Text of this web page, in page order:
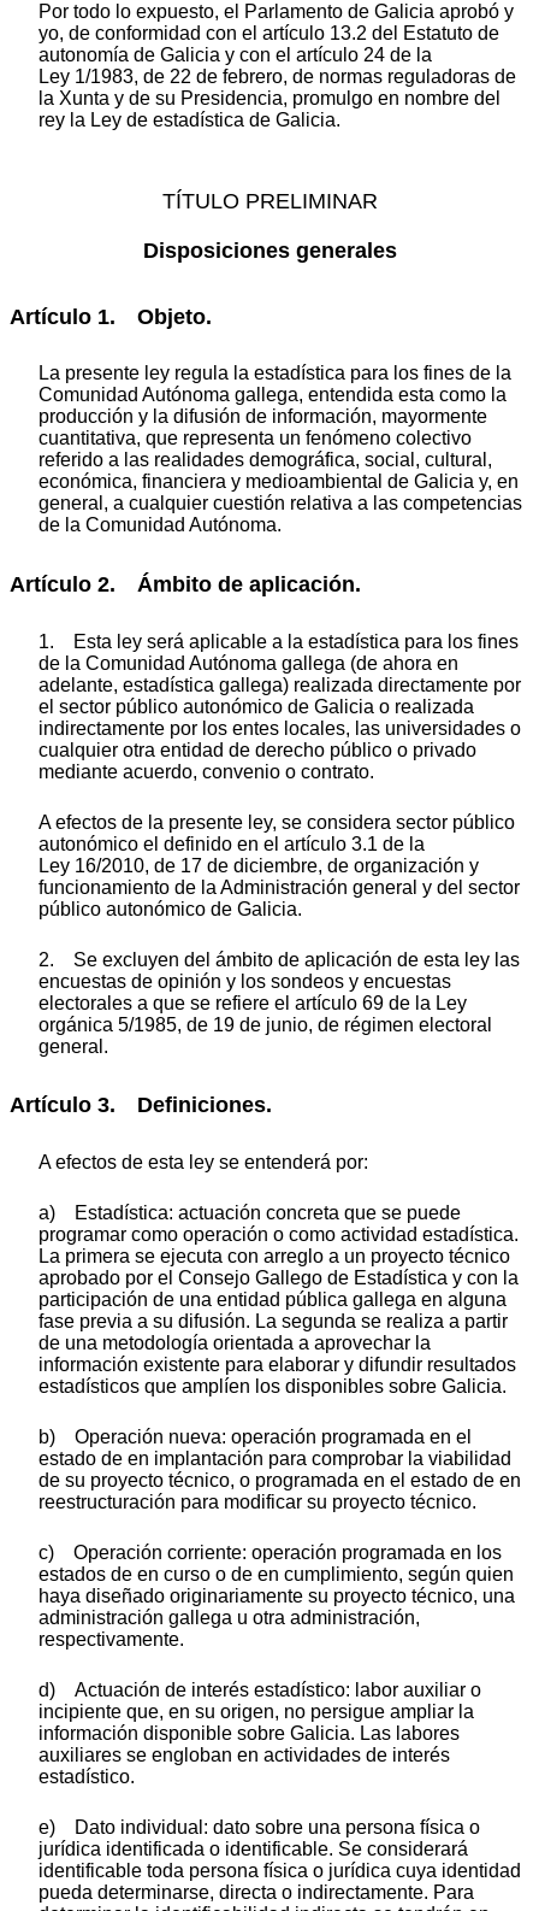
Por todo lo expuesto, el Parlamento de Galicia aprobó y
yo, de conformidad con el artículo 13.2 del Estatuto de
autonomía de Galicia y con el artículo 24 de la
Ley 1/1983, de 22 de febrero, de normas reguladoras de
la Xunta y de su Presidencia, promulgo en nombre del
rey la Ley de estadística de Galicia.
TÍTULO PRELIMINAR
Disposiciones generales
Artículo 1. Objeto.
La presente ley regula la estadística para los fines de la
Comunidad Autónoma gallega, entendida esta como la
producción y la difusión de información, mayormente
cuantitativa, que representa un fenómeno colectivo
referido a las realidades demográfica, social, cultural,
económica, financiera y medioambiental de Galicia y, en
general, a cualquier cuestión relativa a las competencias
de la Comunidad Autónoma.
Artículo 2. Ámbito de aplicación.
1. Esta ley será aplicable a la estadística para los fines
de la Comunidad Autónoma gallega (de ahora en
adelante, estadística gallega) realizada directamente por
el sector público autonómico de Galicia o realizada
indirectamente por los entes locales, las universidades o
cualquier otra entidad de derecho público o privado
mediante acuerdo, convenio o contrato.
A efectos de la presente ley, se considera sector público
autonómico el definido en el artículo 3.1 de la
Ley 16/2010, de 17 de diciembre, de organización y
funcionamiento de la Administración general y del sector
público autonómico de Galicia.
2. Se excluyen del ámbito de aplicación de esta ley las
encuestas de opinión y los sondeos y encuestas
electorales a que se refiere el artículo 69 de la Ley
orgánica 5/1985, de 19 de junio, de régimen electoral
general.
Artículo 3. Definiciones.
A efectos de esta ley se entenderá por:
a) Estadística: actuación concreta que se puede
programar como operación o como actividad estadística.
La primera se ejecuta con arreglo a un proyecto técnico
aprobado por el Consejo Gallego de Estadística y con la
participación de una entidad pública gallega en alguna
fase previa a su difusión. La segunda se realiza a partir
de una metodología orientada a aprovechar la
información existente para elaborar y difundir resultados
estadísticos que amplíen los disponibles sobre Galicia.
b) Operación nueva: operación programada en el
estado de en implantación para comprobar la viabilidad
de su proyecto técnico, o programada en el estado de en
reestructuración para modificar su proyecto técnico.
c) Operación corriente: operación programada en los
estados de en curso o de en cumplimiento, según quien
haya diseñado originariamente su proyecto técnico, una
administración gallega u otra administración,
respectivamente.
d) Actuación de interés estadístico: labor auxiliar o
incipiente que, en su origen, no persigue ampliar la
información disponible sobre Galicia. Las labores
auxiliares se engloban en actividades de interés
estadístico.
e) Dato individual: dato sobre una persona física o
jurídica identificada o identificable. Se considerará
identificable toda persona física o jurídica cuya identidad
pueda determinarse, directa o indirectamente. Para